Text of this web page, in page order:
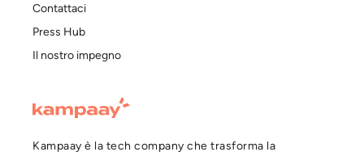
Kampaay è la tech company che trasforma la
Contattaci
Press Hub
Il nostro impegno